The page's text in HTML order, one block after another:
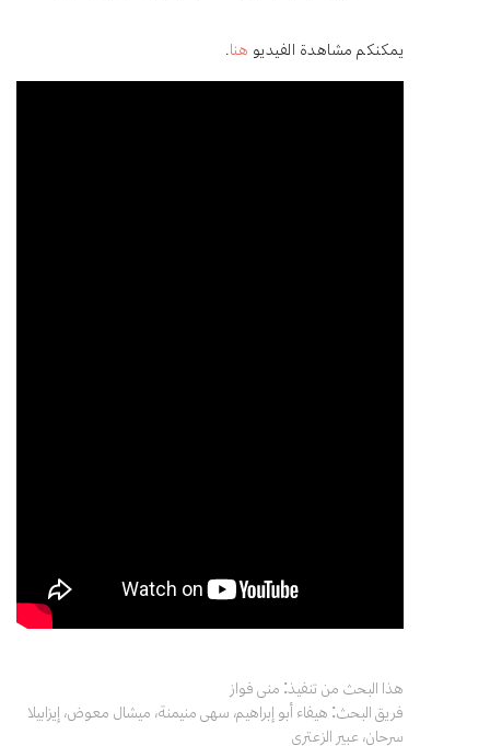
يمكنكم مشاهدة الفيديو هنا.
هذا البحث من تنفيذ: منى فواز
فريق البحث: هيفاء أبو إبراهيم، سهى منيمنة، ميشال معوض، إيزابيلا
سرحان، عبير الزعتري